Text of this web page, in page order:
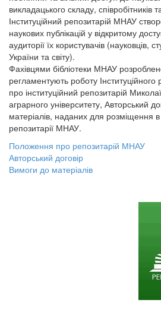
викладацького складу, співробітників
Інституційний репозитарій МНАУ
наукових публікацій у відкритому
аудиторії їх користувачів (науковців,
України та світу).
Фахівцями бібліотеки МНАУ
регламентують роботу
про інституційний репозитарій
аграрного університету, Авторський
матеріалів, наданих для розміщення в
репозитарії МНАУ.
Положення про репозитарій МНАУ
Авторський договір
Вимоги до матеріалів